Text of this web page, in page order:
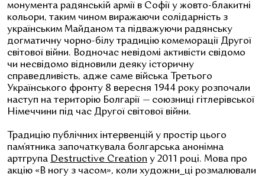
монумента радянській армії в Софії у жовто-блакитні
кольори, таким чином виражаючи солідарність з
українським Майданом та підважуючи радянську
догматичну чорно-білу традицію комеморації Другої
світової війни. Водночас невідомі активісти свідомо
чи несвідомо відновили деяку історичну
справедливість, адже саме війська Третього
Українського фронту 8 вересня 1944 року розпочали
наступ на територію Болгарії — союзниці гітлерівської
Німеччини під час Другої світової війни.
Традицію публічних інтервенцій у простір цього
пам’ятника започаткувала болгарська анонімна
артгрупа Destructive Creation у 2011 році. Мова про
акцію «В ногу з часом», коли художни_ці розмалювали